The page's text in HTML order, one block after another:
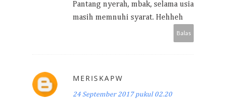
Pantang nyerah, mbak, selama usia
masih memnuhi syarat. Hehheh
Balas
MERISKAPW
24 September 2017 pukul 02.20